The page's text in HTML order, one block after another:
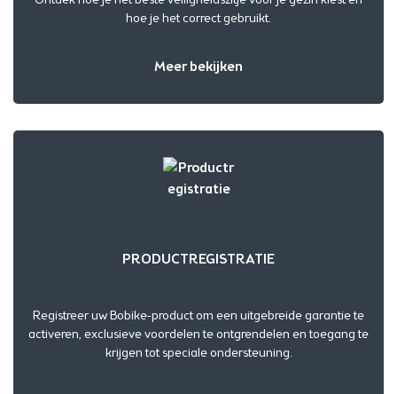
hoe je het correct gebruikt.
Meer bekijken
PRODUCTREGISTRATIE
Registreer uw Bobike-product om een uitgebreide garantie te
activeren, exclusieve voordelen te ontgrendelen en toegang te
krijgen tot speciale ondersteuning.